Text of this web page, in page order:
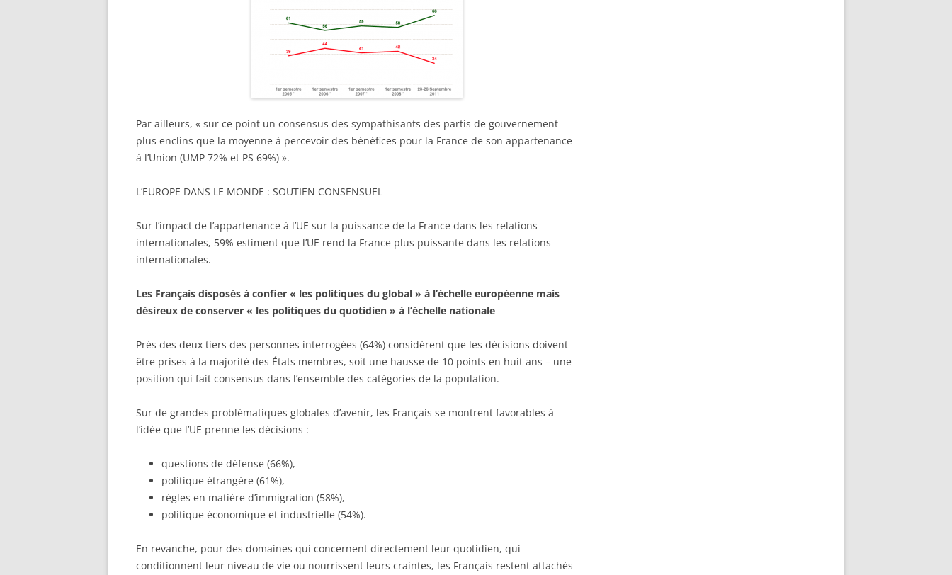
Par ailleurs, « sur ce point un consensus des sympathisants des partis de gouvernement
plus enclins que la moyenne à percevoir des bénéfices pour la France de son appartenance
à l’Union (UMP 72% et PS 69%) ».
L’EUROPE DANS LE MONDE : SOUTIEN CONSENSUEL
Sur l’impact de l’appartenance à l’UE sur la puissance de la France dans les relations
internationales, 59% estiment que l’UE rend la France plus puissante dans les relations
internationales.
Les Français disposés à confier « les politiques du global » à l’échelle européenne mais
désireux de conserver « les politiques du quotidien » à l’échelle nationale
Près des deux tiers des personnes interrogées (64%) considèrent que les décisions doivent
être prises à la majorité des États membres, soit une hausse de 10 points en huit ans – une
position qui fait consensus dans l’ensemble des catégories de la population.
Sur de grandes problématiques globales d’avenir, les Français se montrent favorables à
l’idée que l’UE prenne les décisions :
questions de défense (66%),
politique étrangère (61%),
règles en matière d’immigration (58%),
politique économique et industrielle (54%).
En revanche, pour des domaines qui concernent directement leur quotidien, qui
conditionnent leur niveau de vie ou nourrissent leurs craintes, les Français restent attachés